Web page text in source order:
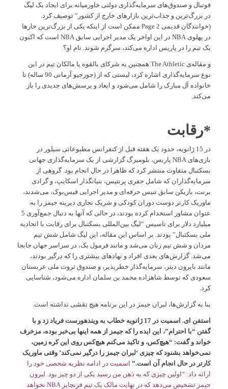
فوتبال و صندوق‌های سرمایه‌گذاری دولتی خاورمیانه برای ایجاد یک لیگ
در بزرگ‌ترین و جذاب‌ترین بازارهای خارج از کشور” توصیف کرد.
(خوانندگان قدیمی Page 2 ممکن است از اینکه یکی از بزرگ‌ترین خارها
در پهلوی NBA در این اواخر یک مدیر اجرایی سابق NBA است که اکنون
یک تیم را در پاریس اداره می‌کند، سرگرم شوند. نام او؟
و مقاله‌ی The Athletic همچنین به شرکای بالقوه یا مالکان تیم در این
نوع سرمایه‌گذاری اشاره کرد، لیستی که از (جورجیو آرمانی 90 ساله) تا
خانواده آل مبارک را شامل می‌شود و ابعاد و پرسش‌های جدیدی را باز
می‌کند.
*رقابت
در 15 ژانویه، حدود یک هفته قبل از کنفرانس مطبوعاتی سیلور در
بازی‌های NBA پاریس، بلومبرگ گزارشی از یک سرمایه‌گذاری جهانی
بسکتبال متفاوت منتشر کرد که ظاهرا در حال انجام بود. گروهی از
سرمایه‌گذاران که شامل جفری پرنتیس، بنیانگذار اسکایپ، و گرادی
برنت، بازیکن سابق تنیس حرفه‌ای و مدیر اجرایی فیس‌بوک، می‌شدند،
ماوریک کارتر دوست دوران کودکی و شریک تجاری دیرینه جیمز را به
عنوان مشاور استخدام کرده بودند، در حالی که آنها به دنبال جمع‌آوری 5
میلیارد دلار برای تاسیس “لیگ بین‌المللی بسکتبال برای رقابت با اتحادیه
ملی بسکتبال” بودند. بر اساس این مقاله، این لیگ شامل شش تیم
مردان و شش تیم زنان می‌شد و مانند فرمول یک، در سراسر جهان جابجا
می‌شد. گزارش‌های بعدی افراد و نهادهای بیشتری را که درگیر بودند،
مانند بایرون دیتر، سرمایه‌گذار خطرپذیر، و صندوق ثروت ملی عربستان
سعودی که توسط شاهزاده محمد بن سلمان اداره می‌شود، شناسایی
کرد.
بنا به گزارش‌ها، لبران جیمز در این برنامه هیچ نقشی نداشته است.
استفن ای. اسمیت در 17 ژانویه خطاب به ویندهورست فریاد زد و با
گفتن “با احترام”، این ایده را که جیمز از همه اینها بی‌خبر بوده، مزخرف
خواند و گفت: “هیچ‌کس، و تاکید می‌کنم هیچ‌کس روی این کره زمین،
نمی‌خواهد بشنود که چیزی ‘لبران جیمز را درگیر نمی‌کند’ وقتی ماوریک
کارتر در حال انجام آن است.”اسمیت در ادامه نظریه شخصی خود را
ارائه داد: “اولین چیزی که به ذهن من رسید یکی از دو چیز بود. لبرون
جیمز تشخیص می‌دهد که در نهایت مالک یک تیم فرنچایز NBA نخواهد